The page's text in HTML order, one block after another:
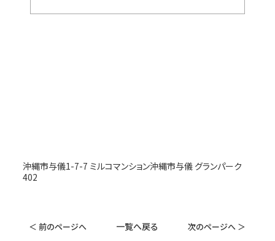
沖縄市与儀1-7-7 ミルコマンション沖縄市与儀 グランパーク
402
＜ 前のページへ 一覧へ戻る 次のページへ ＞